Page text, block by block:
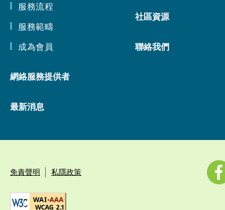
服務流程
服務範疇
成為會員
網絡服務提供者
最新消息
社區資源
聯絡我們
免責聲明 私隱政策